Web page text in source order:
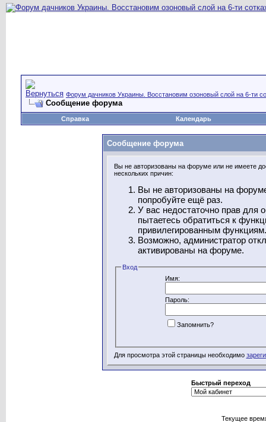
Форум дачников Украины. Восстановим озоновый слой на 6-ти
Сообщение форума
Справка Календарь
Сообщение форума
Вы не авторизованы на форуме или не имеете
нескольких причин:
Вы не авторизованы на
попробуйте ещё раз.
У вас недостаточно прав для
пытаетесь обратиться к
привилегированным функциям.
Возможно, администратор
активированы на форуме.
Вход
Имя:
Пароль:
Запомнить?
Для просмотра этой страницы необходимо
Быстрый переход
Текущее